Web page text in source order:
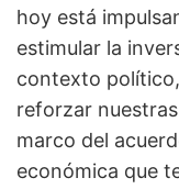
hoy está
estimular la
contexto
reforzar
marco del
económica que